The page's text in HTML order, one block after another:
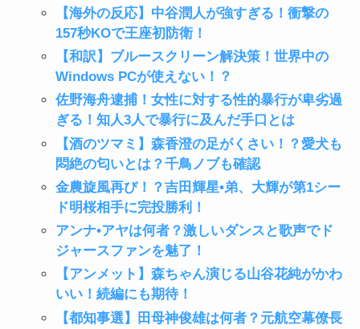
【海外の反応】中谷潤人が強すぎる！衝撃の
157秒KOで王座初防衛！
【和訳】ブルースクリーン解決策！世界中の
Windows PCが使えない！？
佐野海舟逮捕！女性に対する性的暴行が卑劣過
ぎる！知人3人で暴行に及んだ手口とは
【酒のツマミ】森香澄の足がくさい！？愛犬も
悶絶の匂いとは？千鳥ノブも確認
金農旋風再び！？吉田輝星•弟、大輝が第1シー
ド明桜相手に完投勝利！
アンナ•アヤは何者？激しいダンスと歌声でド
ジャースファンを魅了！
【アンメット】森ちゃん演じる山谷花純がかわ
いい！続編にも期待！
【都知事選】田母神俊雄は何者？元航空幕僚長